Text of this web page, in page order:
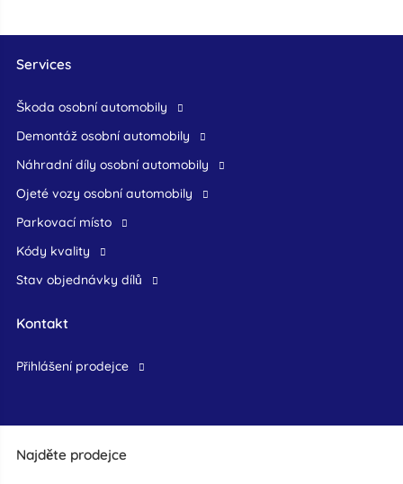
Najděte prodejce
Services
škoda osobní automobily
demontáž osobní automobily
náhradní díly osobní automobily
ojeté vozy osobní automobily
Parkovací místo
Kódy kvality
Stav objednávky dílů
Kontakt
přihlášení prodejce